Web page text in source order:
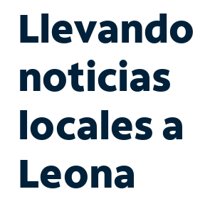
Llevando
noticias
locales a
Leona